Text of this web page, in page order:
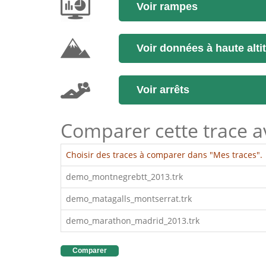
Voir rampes
Voir données à haute
Voir arrêts
Comparer cette trace
Choisir des traces à comparer dans "Mes traces".
demo_montnegrebtt_2013.trk
demo_matagalls_montserrat.trk
demo_marathon_madrid_2013.trk
Comparer